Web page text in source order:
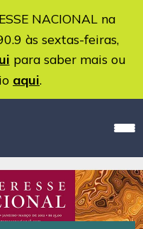
NACIONAL na
às sextas-feiras,
para saber mais ou
aqui.